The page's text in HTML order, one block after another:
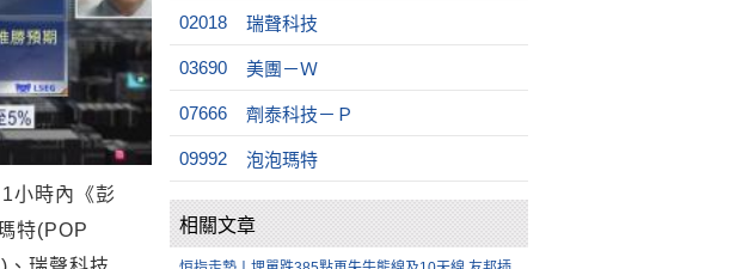
小時內《彭
特(POP
02018 瑞聲科技
03690 美團－Ｗ
07666 劑泰科技－Ｐ
09992 泡泡瑪特
相關文章